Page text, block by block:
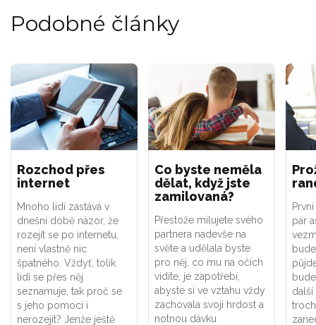
Podobné články
Rozchod přes
internet
Mnoho lidí zastává v
dnešní době názor, že
rozejít se po internetu,
není vlastně nic
špatného. Vždyť, tolik
lidí se přes něj
seznamuje, tak proč se
s jeho pomocí i
nerozejít? Jenže ještě
Co byste neměla
dělat, když jste
zamilovaná?
Přestože milujete svého
partnera nadevše na
světe a udělala byste
pro něj, co mu na očích
vidíte, je zapotřebí,
abyste si ve vztahu vždy
zachovala svoji hrdost a
notnou dávku
pár
další